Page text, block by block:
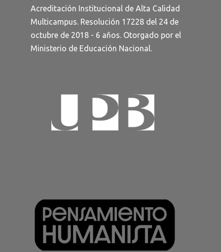
Acreditación Institucional de Alta Calidad
Multicampus. Resolución 17228 del 24 de
octubre de 2018 - 6 años. Otorgado por el
Ministerio de Educación Nacional.